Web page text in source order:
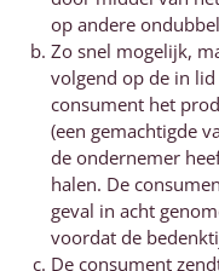
op andere
Zo snel mogelijk,
volgend op de in
consument het
(een gemachtigde
de ondernemer
halen. De
geval in acht
voordat de
De consument